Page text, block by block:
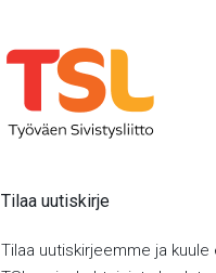
Tilaa uutiskirje
Tilaa uutiskirjeemme ja kuule